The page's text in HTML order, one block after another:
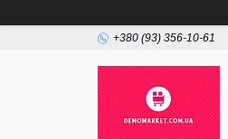
+380 (93) 356-10-61